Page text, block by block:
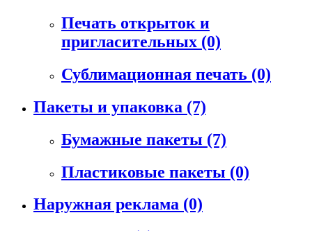
Печать открыток и
пригласительных (0)
Сублимационная печать (0)
Пакеты и упаковка (7)
Бумажные пакеты (7)
Пластиковые пакеты (0)
Наружная реклама (0)